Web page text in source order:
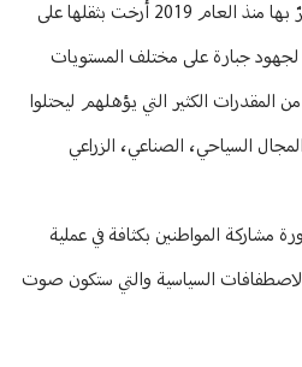
كما وتمّ التأكيد أن "الأزمة التي نمرّ بها منذ العام 2019 أرخت بثقلها على
جبارة على مختلف المستويات
المقدرات الكثير التي يؤهلهم ليحتلوا
السياحي، الصناعي، الزراعي
مشاركة المواطنين بكثافة في عملية
الاصطفافات السياسية والتي ستكون صوت